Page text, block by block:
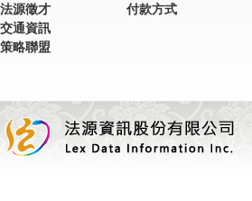
法源徵才
交通資訊
策略聯盟
付款方式